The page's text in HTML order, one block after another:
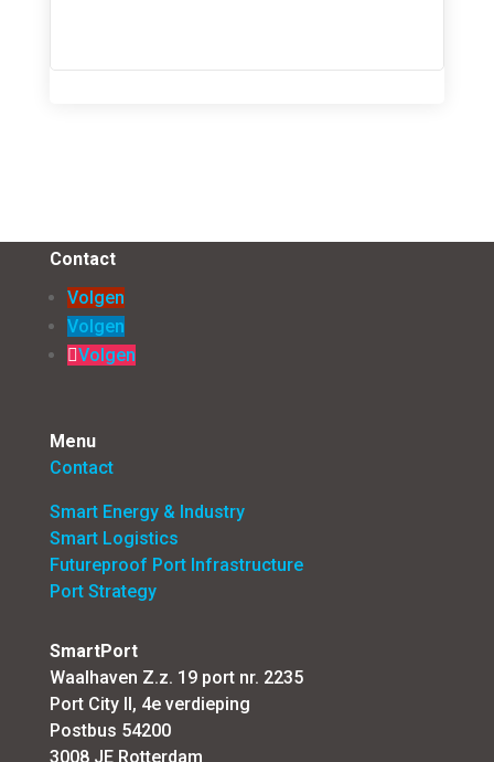
Contact
Volgen
Volgen
Volgen
Menu
Contact
Smart Energy & Industry
Smart Logistics
Futureproof Port Infrastructure
Port Strategy
SmartPort
Waalhaven Z.z. 19 port nr. 2235
Port City II, 4e verdieping
Postbus 54200
3008 JE Rotterdam